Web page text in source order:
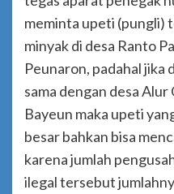
meminta upeti (pungli)
minyak di desa Ranto
Peunaron, padahal jika
sama dengan desa
Bayeun maka upeti
besar bahkan bisa
karena jumlah
ilegal tersebut